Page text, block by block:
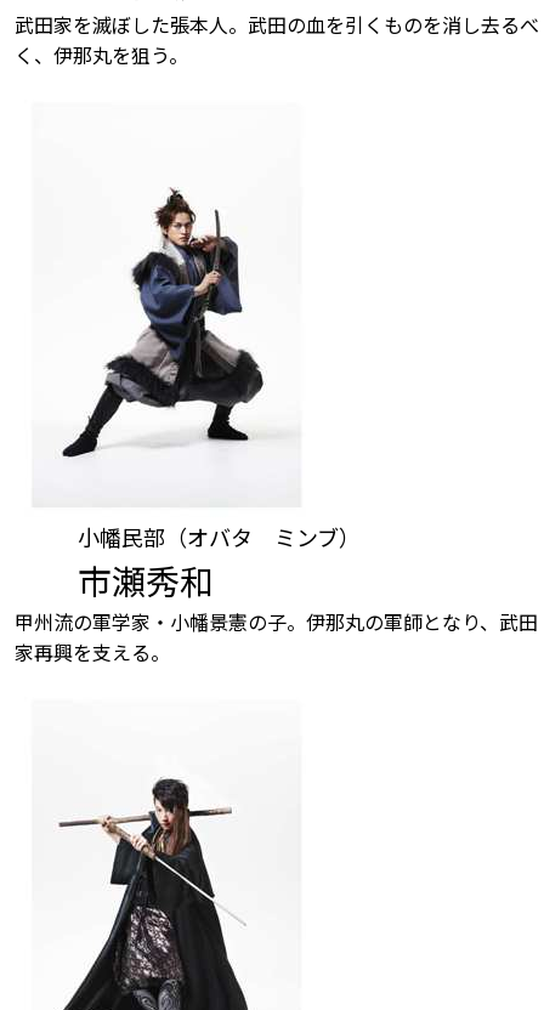
武田家を滅ぼした張本人。武田の血を引くものを消し去るべ
く、伊那丸を狙う。
小幡民部（オバタ ミンブ）
市瀬秀和
甲州流の軍学家・小幡景憲の子。伊那丸の軍師となり、武田
家再興を支える。